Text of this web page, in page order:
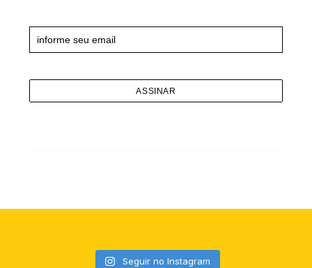
Seguir no Instagram